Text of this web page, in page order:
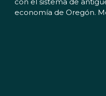
con el sistema de
economía de Oregón.